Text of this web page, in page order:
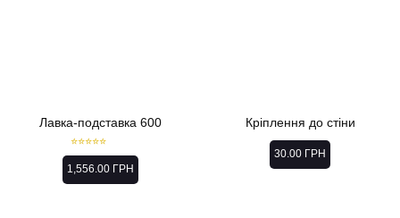
Лавка-подставка 600
Rated5.00
out of 5
1,556.00 ГРН
Кріплення до стіни
30.00 ГРН